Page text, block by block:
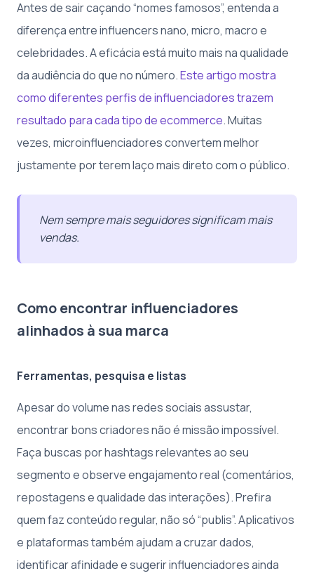
Antes de sair caçando “nomes famosos”, entenda a
diferença entre influencers nano, micro, macro e
celebridades. A eficácia está muito mais na qualidade
da audiência do que no número.Este artigo mostra
como diferentes perfis de influenciadores trazem
resultado para cada tipo de ecommerce. Muitas
vezes, microinfluenciadores convertem melhor
justamente por terem laço mais direto com o público.
Nem sempre mais seguidores significam mais
vendas.
Como encontrar influenciadores
alinhados à sua marca
Ferramentas, pesquisa e listas
Apesar do volume nas redes sociais assustar,
encontrar bons criadores não é missão impossível.
Faça buscas por hashtags relevantes ao seu
segmento e observe engajamento real (comentários,
repostagens e qualidade das interações). Prefira
quem faz conteúdo regular, não só “publis”. Aplicativos
e plataformas também ajudam a cruzar dados,
identificar afinidade e sugerir influenciadores ainda